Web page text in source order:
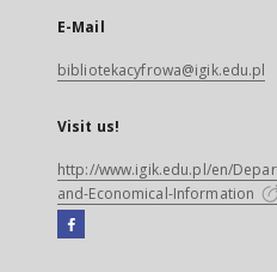
E-Mail
bibliotekacyfrowa@igik.edu.pl
Visit us!
http://www.igik.edu.pl/en/
and-Economical-Information
Facebook